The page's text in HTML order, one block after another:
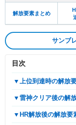
解放要素まとめ
サンブ
目次
▼上位到達時の解放
▼雷神クリア後の解
▼HR解放後の解放要